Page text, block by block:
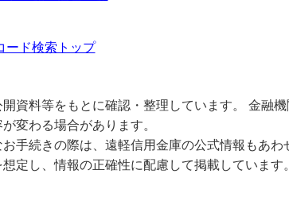
ード検索トップ
資料等をもとに確認・整理しています。 金融
変わる場合があります。
手続きの際は、遠軽信用金庫の公式情報もあわ
定し、情報の正確性に配慮して掲載しています。